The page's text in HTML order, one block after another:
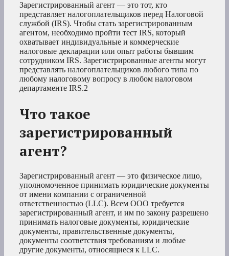
Зарегистрированный агент — это тот, кто
представляет налогоплательщиков перед Налоговой
службой (IRS). Чтобы стать зарегистрированным
агентом, необходимо пройти тест IRS, который
охватывает индивидуальные и коммерческие
налоговые декларации или опыт работы бывшим
сотрудником IRS. Зарегистрированные агенты могут
представлять налогоплательщиков любого типа по
любому налоговому вопросу в любом налоговом
департаменте IRS.2
Что такое
зарегистрированный
агент?
Зарегистрированный агент — это физическое лицо,
уполномоченное принимать юридические документы
от имени компании с ограниченной
ответственностью (LLC). Всем ООО требуется
зарегистрированный агент, и им по закону разрешено
принимать налоговые документы, юридические
документы, правительственные документы,
документы соответствия требованиям и любые
другие документы, относящиеся к LLC.